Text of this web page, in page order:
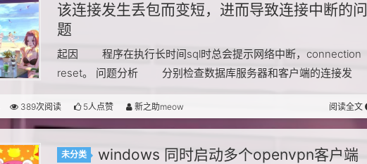
该连接发生丢包而变短，进而导致连接中断的问
题
起因 程序在执行长时间sql时总会提示网络中断，connection
reset。 问题分析 分别检查数据库服务器和客户端的连接发
现，服务端的连接已经释放了，客户端好像还在…
389次阅读 5人点赞 新之助meow 阅读全文
未分类
windows 同时启动多个openvpn客户端